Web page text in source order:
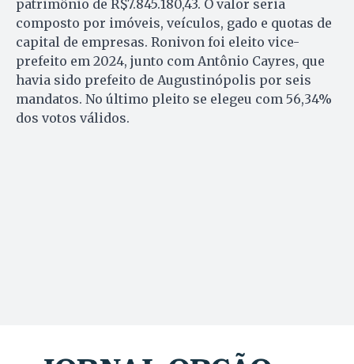
patrimônio de R$7.845.180,43. O valor seria
composto por imóveis, veículos, gado e quotas de
capital de empresas. Ronivon foi eleito vice-
prefeito em 2024, junto com Antônio Cayres, que
havia sido prefeito de Augustinópolis por seis
mandatos. No último pleito se elegeu com 56,34%
dos votos válidos.